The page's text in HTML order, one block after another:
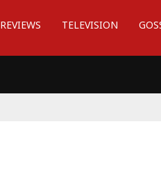
REVIEWS TELEVISION